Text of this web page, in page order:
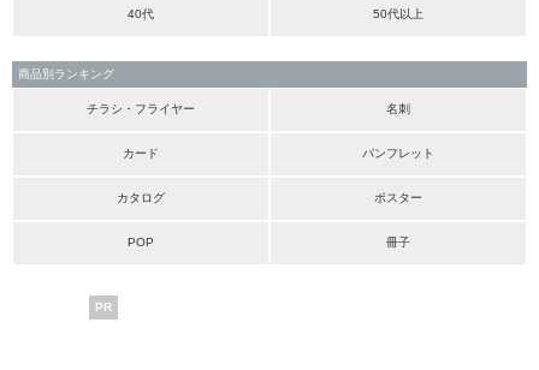
40代 50代以上
商品別ランキング
チラシ・フライヤー 名刺
カード パンフレット
カタログ ポスター
POP 冊子
PR